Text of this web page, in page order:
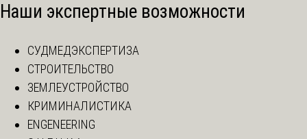
Наши экспертные возможности
СУДМЕДЭКСПЕРТИЗА
СТРОИТЕЛЬСТВО
ЗЕМЛЕУСТРОЙСТВО
КРИМИНАЛИСТИКА
ENGENEERING